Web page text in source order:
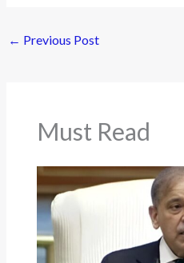
← Previous Post
Must Read